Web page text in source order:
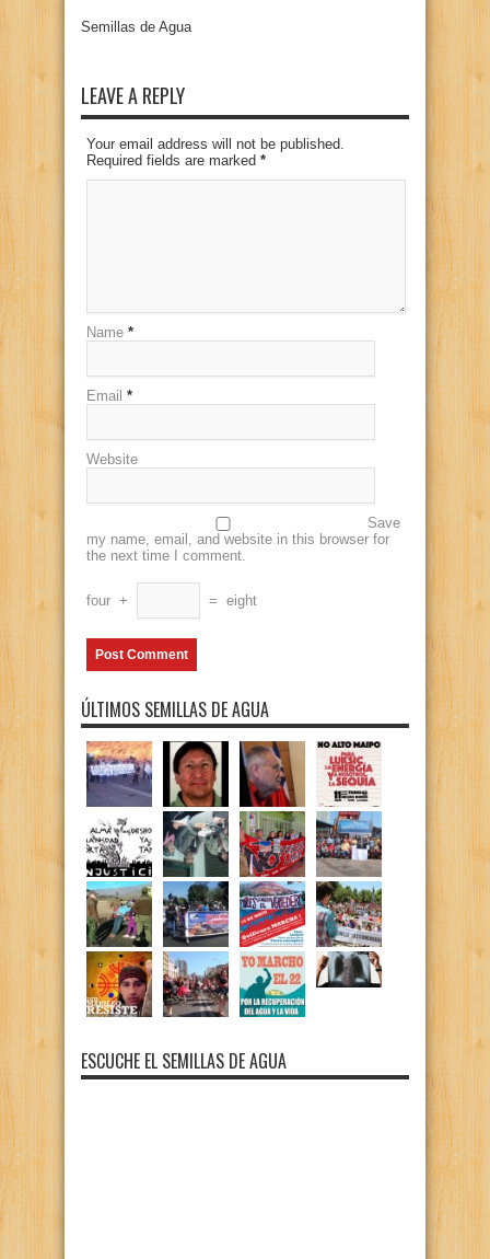
Semillas de Agua
LEAVE A REPLY
Your email address will not be published.
Required fields are marked *
Name *
Email *
Website
Save
my name, email, and website in this browser for
the next time I comment.
four + = eight
ÚLTIMOS SEMILLAS DE AGUA
ESCUCHE EL SEMILLAS DE AGUA